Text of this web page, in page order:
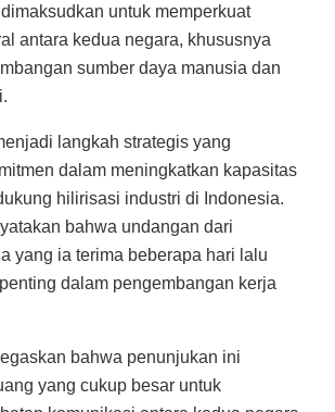
untuk memperkuat
antara kedua negara, khususnya
sumber daya manusia dan
langkah strategis yang
dalam meningkatkan kapasitas
hilirisasi industri di Indonesia.
bahwa undangan dari
yang ia terima beberapa hari lalu
dalam pengembangan kerja
bahwa penunjukan ini
yang cukup besar untuk